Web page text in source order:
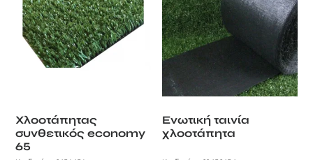
Χλοοτάπητας
συνθετικός economy
65
Ενωτική ταινία
χλοοτάπητα